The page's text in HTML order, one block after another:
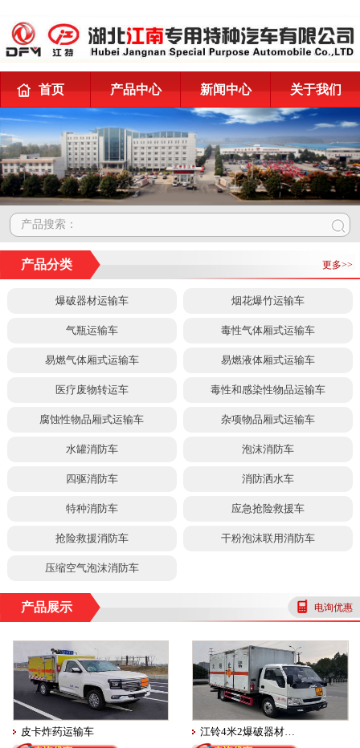
首页 产品中心 新闻中心 关于我们
产品搜索：
产品分类 更多>>
爆破器材运输车 烟花爆竹运输车
气瓶运输车 毒性气体厢式运输车
易燃气体厢式运输车 易燃液体厢式运输车
医疗废物转运车 毒性和感染性物品运输车
腐蚀性物品厢式运输车 杂项物品厢式运输车
水罐消防车 泡沫消防车
四驱消防车 消防洒水车
特种消防车 应急抢险救援车
抢险救援消防车 干粉泡沫联用消防车
压缩空气泡沫消防车
产品展示 电询优惠
皮卡炸药运输车 江铃4米2爆破器材…